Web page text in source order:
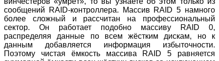
сообщений RAID-контроллера. Массив RAID 5 намного
более сложный и рассчитан на профессиональный
сектор. Он работает подобно массиву RAID 0,
распределяя данные по всем жёстким дискам, но к
данным добавляется информация избыточности.
Поэтому чистая ёмкость массива RAID 5 равняется